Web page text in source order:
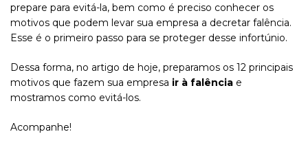
prepare para evitá-la, bem como é preciso conhecer os
motivos que podem levar sua empresa a decretar falência.
Esse é o primeiro passo para se proteger desse infortúnio.
Dessa forma, no artigo de hoje, preparamos os 12 principais
motivos que fazem sua empresa ir à falência e
mostramos como evitá-los.
Acompanhe!